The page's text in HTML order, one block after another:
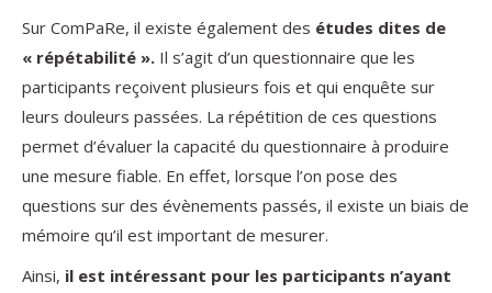
Sur ComPaRe, il existe également des études dites de
« répétabilité ». Il s’agit d’un questionnaire que les
participants reçoivent plusieurs fois et qui enquête sur
leurs douleurs passées. La répétition de ces questions
permet d’évaluer la capacité du questionnaire à produire
une mesure fiable. En effet, lorsque l’on pose des
questions sur des évènements passés, il existe un biais de
mémoire qu’il est important de mesurer.
Ainsi, il est intéressant pour les participants n’ayant